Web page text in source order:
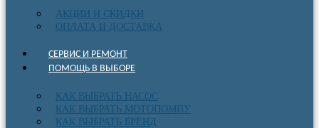
АКЦИИ И СКИДКИ
ОПЛАТА И ДОСТАВКА
СЕРВИС И РЕМОНТ
ПОМОЩЬ В ВЫБОРЕ
КАК ВЫБРАТЬ НАСОС
КАК ВЫБРАТЬ МОТОПОМПУ
КАК ВЫБРАТЬ БРЕНД